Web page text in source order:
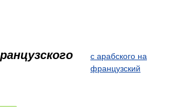
с арабского на
французский